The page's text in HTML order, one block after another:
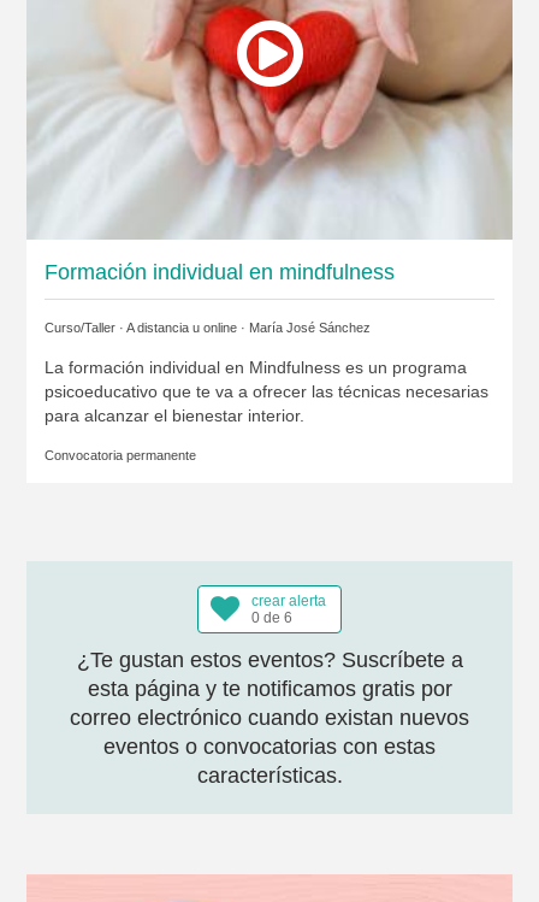
Formación individual en mindfulness
Curso/Taller · A distancia u online · María José Sánchez
La formación individual en Mindfulness es un programa
psicoeducativo que te va a ofrecer las técnicas necesarias
para alcanzar el bienestar interior.
Convocatoria permanente
crear alerta
0 de 6
¿Te gustan estos eventos? Suscríbete a
esta página y te notificamos gratis por
correo electrónico cuando existan nuevos
eventos o convocatorias con estas
características.